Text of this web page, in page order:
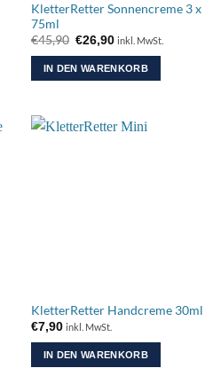
KletterRetter Sonnencreme 3 x
75ml
€45,90 Ursprünglicher
Preis
war:
€45,90
€26,90Aktueller
ist:
€26,90.
inkl. MwSt.
IN DEN WARENKORB
KletterRetter Handcreme 30ml
€7,90 inkl. MwSt.
IN DEN WARENKORB